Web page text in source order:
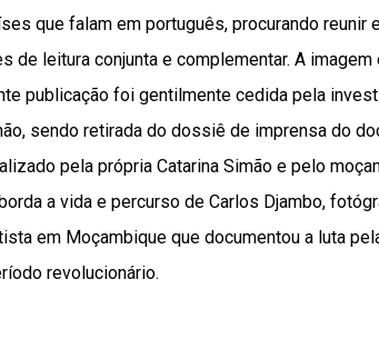
que falam em português, procurando reunir
de leitura conjunta e complementar. A
publicação foi gentilmente cedida pela
sendo retirada do dossiê de imprensa do
pela própria Catarina Simão e pelo
a vida e percurso de Carlos Djambo,
em Moçambique que documentou a luta
revolucionário.